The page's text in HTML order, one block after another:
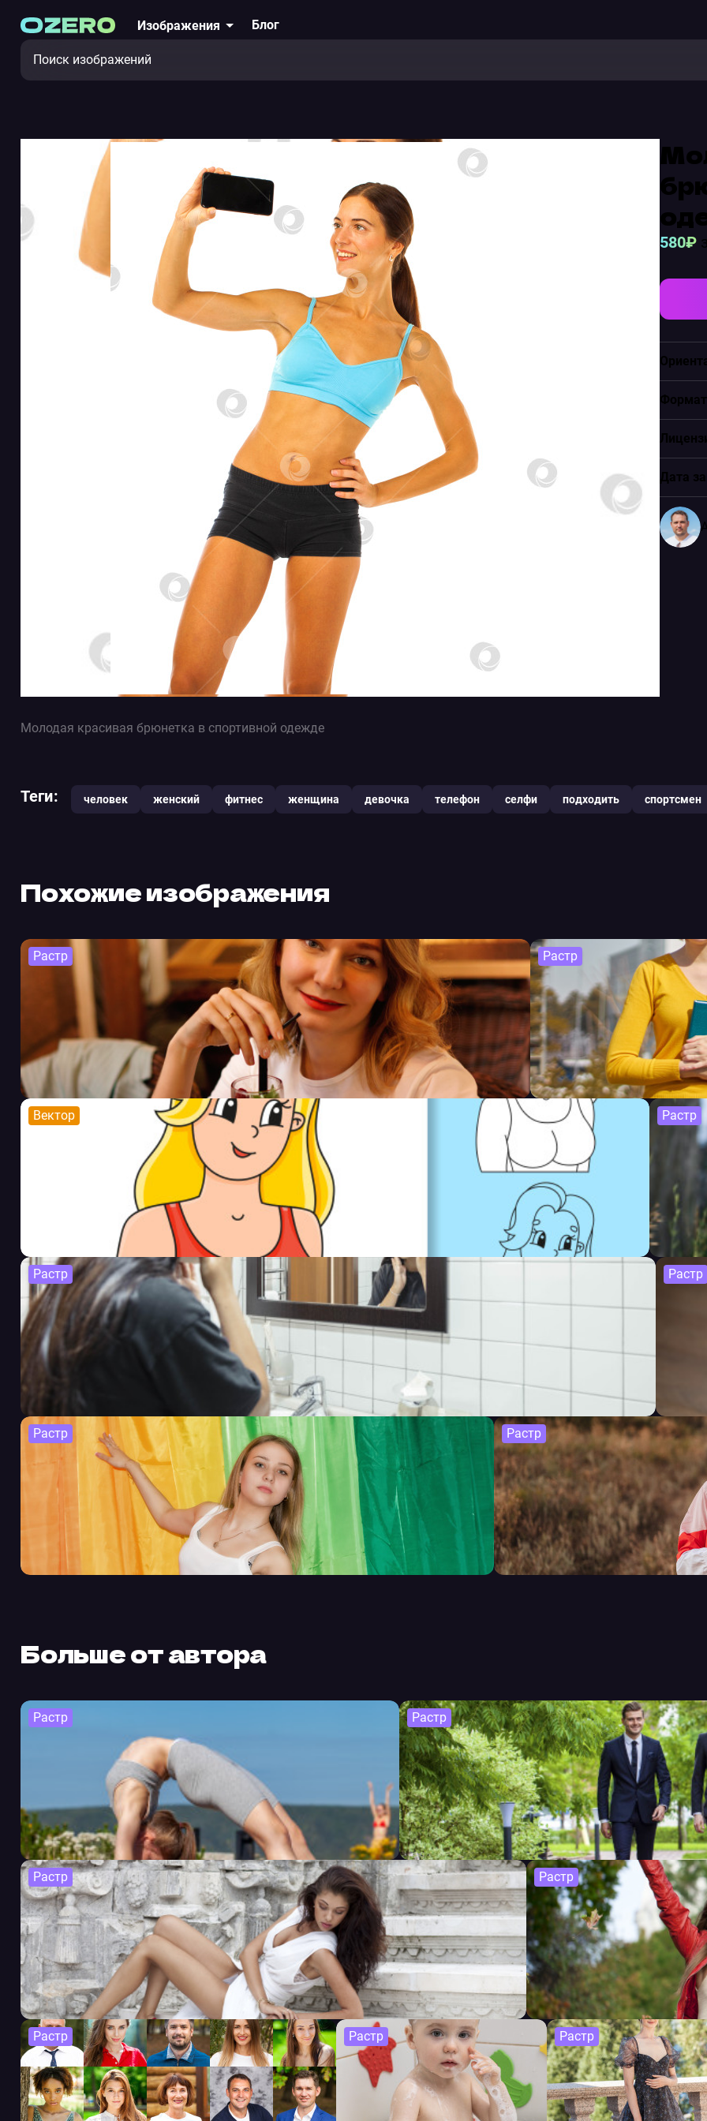
Изображения Блог
580₽
Формат
Дата
Молодая красивая брюнетка в спортивной одежде
Теги: человек женский фитнес женщина девочка телефон селфи подходить спортсмен
Похожие изображения
Растр Растр
Вектор Растр
Растр Растр
Растр Растр
Больше от автора
Растр Растр
Растр Растр
Растр Растр Растр